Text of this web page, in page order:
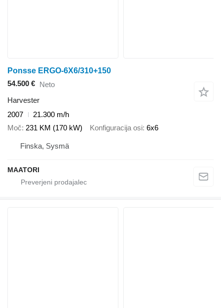
Ponsse ERGO-6X6/310+150
54.500 € Neto
Harvester
2007
21.300 m/h
Moč 231 KM (170 kW) Konfiguracija osi 6x6
Finska, Sysmä
MAATORI